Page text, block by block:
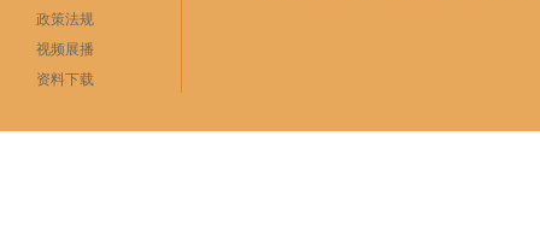
政策法规
视频展播
资料下载